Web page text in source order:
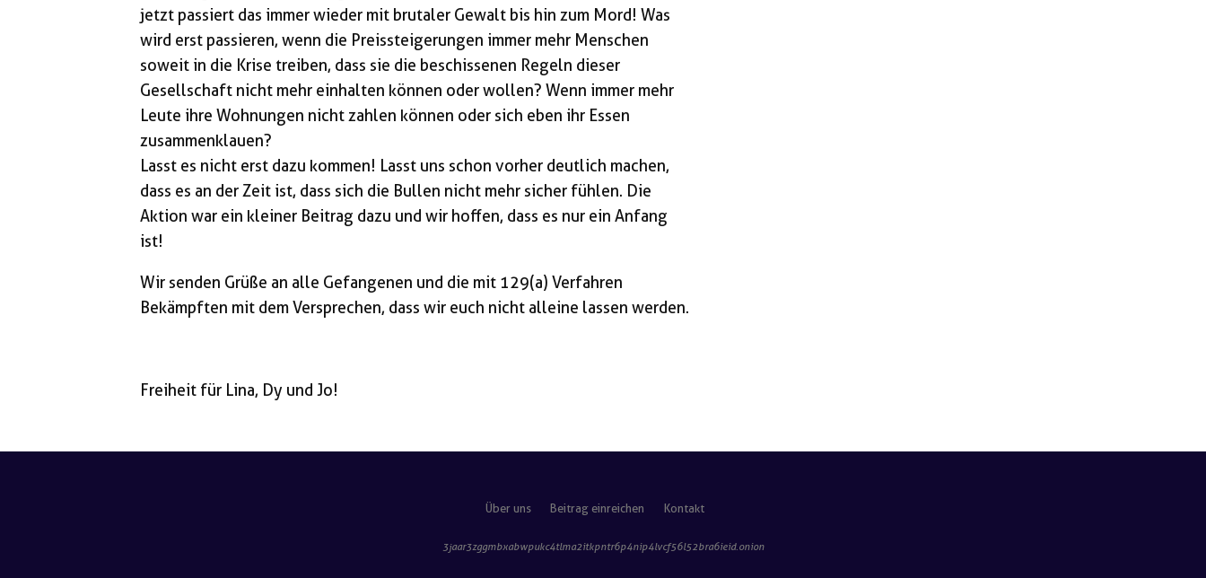
jetzt passiert das immer wieder mit brutaler Gewalt bis hin zum Mord! Was
wird erst passieren, wenn die Preissteigerungen immer mehr Menschen
soweit in die Krise treiben, dass sie die beschissenen Regeln dieser
Gesellschaft nicht mehr einhalten können oder wollen? Wenn immer mehr
Leute ihre Wohnungen nicht zahlen können oder sich eben ihr Essen
zusammenklauen?
Lasst es nicht erst dazu kommen! Lasst uns schon vorher deutlich machen,
dass es an der Zeit ist, dass sich die Bullen nicht mehr sicher fühlen. Die
Aktion war ein kleiner Beitrag dazu und wir hoffen, dass es nur ein Anfang
ist!
Wir senden Grüße an alle Gefangenen und die mit 129(a) Verfahren
Bekämpften mit dem Versprechen, dass wir euch nicht alleine lassen werden.
Freiheit für Lina, Dy und Jo!
Über uns Beitrag einreichen Kontakt
3jaar3zggmbxabwpukc4tlma2itkpntr6p4nip4lvcf56l52bra6ieid.onion